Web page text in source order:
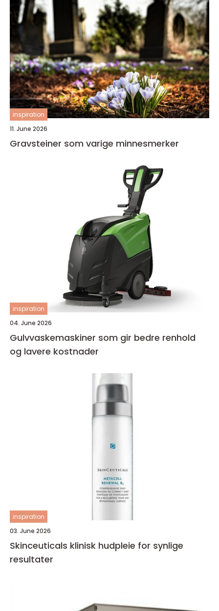
inspiration
11. June 2026
Gravsteiner som varige minnesmerker
inspiration
04. June 2026
Gulvvaskemaskiner som gir bedre renhold
og lavere kostnader
inspiration
03. June 2026
Skinceuticals klinisk hudpleie for synlige
resultater